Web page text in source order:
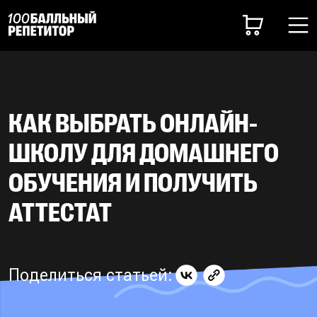
КАК ВЫБРАТЬ ОНЛАЙН-
ШКОЛУ ДЛЯ ДОМАШНЕГО
ОБУЧЕНИЯ И ПОЛУЧИТЬ
АТТЕСТАТ
Поделиться статьей: